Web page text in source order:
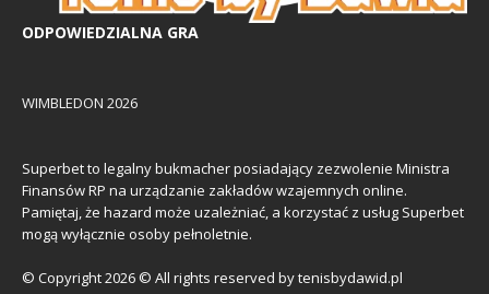
ODPOWIEDZIALNA GRA
WIMBLEDON 2026
Superbet to legalny bukmacher posiadający zezwolenie Ministra
Finansów RP na urządzanie zakładów wzajemnych online.
Pamiętaj, że hazard może uzależniać, a korzystać z usług Superbet
mogą wyłącznie osoby pełnoletnie.
© Copyright 2026 © All rights reserved by tenisbydawid.pl